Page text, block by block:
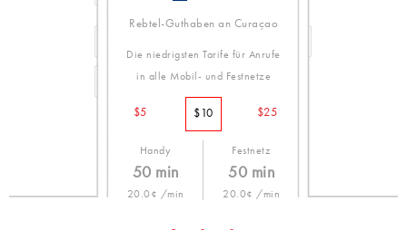
Rebtel-Guthaben an Curaçao
Die niedrigsten Tarife für Anrufe
in alle Mobil- und Festnetze
$5 $10 $25
Handy
50 min
20.0¢ /min
Festnetz
50 min
20.0¢ /min